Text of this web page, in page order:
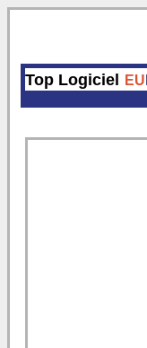
Top Logiciel EU